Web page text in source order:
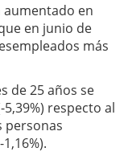
en
en junio de
más
de 25 años se
respecto al
personas